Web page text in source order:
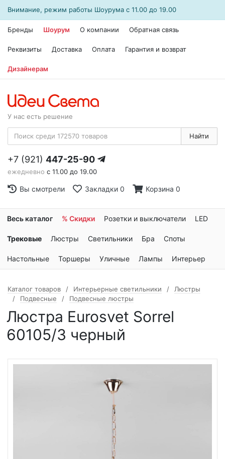
Внимание, режим работы Шоурума с 11.00 до 19.00
Бренды Шоурум О компании Обратная связь
Реквизиты Доставка Оплата Гарантия и возврат
Дизайнерам
У нас есть решение
Найти
+7 (921) 447-25-90
ежедневно с 11.00 до 19.00
Вы смотрели Закладки 0 Корзина 0
Весь каталог % Скидки Розетки и выключатели LED
Трековые Люстры Светильники Бра Споты
Настольные Торшеры Уличные Лампы Интерьер
Каталог товаров Интерьерные светильники
Люстры
Подвесные
Подвесные люстры
Люстра Eurosvet Sorrel
60105/3 черный